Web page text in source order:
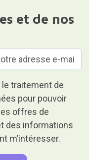
et de nos
le traitement de
pour pouvoir
offres de
des informations
m’intéresser.